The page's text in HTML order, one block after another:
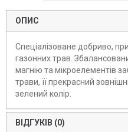
ОПИС
Спеціалізоване добриво,
газонних трав.
магнію та мікроелементів
трави, її прекрасний
зелений колір.
ВІДГУКІВ (0)